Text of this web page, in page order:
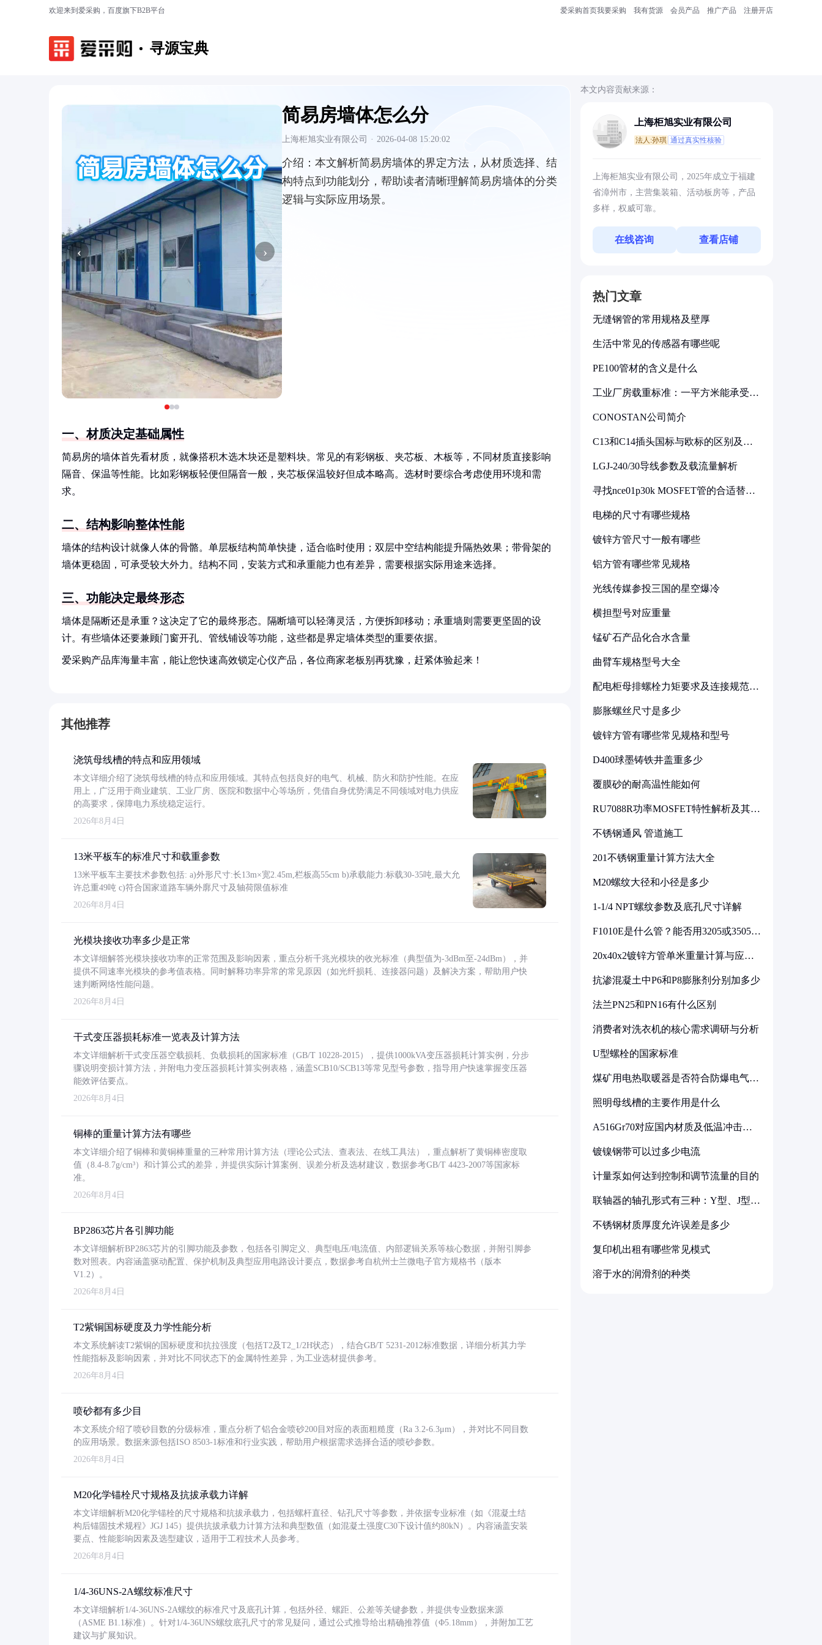
欢迎来到爱采购，百度旗下B2B平台 爱采购首页我要采购 我有货源 会员产品 推广产品 注册开店
寻源宝典
‹ ›
简易房墙体怎么分
上海柜旭实业有限公司 · 2026-04-08 15:20:02
介绍： 本文解析简易房墙体的界定方法，从材质选择、结
构特点到功能划分，帮助读者清晰理解简易房墙体的分类
逻辑与实际应用场景。
一、材质决定基础属性
简易房的墙体首先看材质，就像搭积木选木块还是塑料块。常见的有彩钢板、夹芯板、木板等，不同材质直接影响
隔音、保温等性能。比如彩钢板轻便但隔音一般，夹芯板保温较好但成本略高。选材时要综合考虑使用环境和需
求。
二、结构影响整体性能
墙体的结构设计就像人体的骨骼。单层板结构简单快捷，适合临时使用；双层中空结构能提升隔热效果；带骨架的
墙体更稳固，可承受较大外力。结构不同，安装方式和承重能力也有差异，需要根据实际用途来选择。
三、功能决定最终形态
墙体是隔断还是承重？这决定了它的最终形态。隔断墙可以轻薄灵活，方便拆卸移动；承重墙则需要更坚固的设
计。有些墙体还要兼顾门窗开孔、管线铺设等功能，这些都是界定墙体类型的重要依据。
爱采购产品库海量丰富，能让您快速高效锁定心仪产品，各位商家老板别再犹豫，赶紧体验起来！
其他推荐
浇筑母线槽的特点和应用领域
本文详细介绍了浇筑母线槽的特点和应用领域。其特点包括良好的电气、机械、防火和防护性能。在应
用上，广泛用于商业建筑、工业厂房、医院和数据中心等场所，凭借自身优势满足不同领域对电力供应
的高要求，保障电力系统稳定运行。
2026年8月4日
13米平板车的标准尺寸和载重参数
13米平板车主要技术参数包括: a)外形尺寸:长13m×宽2.45m,栏板高55cm b)承载能力:标载30-35吨,最大允
许总重49吨 c)符合国家道路车辆外廓尺寸及轴荷限值标准
2026年8月4日
光模块接收功率多少是正常
本文详细解答光模块接收功率的正常范围及影响因素，重点分析千兆光模块的收光标准（典型值为-3dBm至-24dBm），并
提供不同速率光模块的参考值表格。同时解释功率异常的常见原因（如光纤损耗、连接器问题）及解决方案，帮助用户快
速判断网络性能问题。
2026年8月4日
干式变压器损耗标准一览表及计算方法
本文详细解析干式变压器空载损耗、负载损耗的国家标准（GB/T 10228-2015），提供1000kVA变压器损耗计算实例，分步
骤说明变损计算方法，并附电力变压器损耗计算实例表格，涵盖SCB10/SCB13等常见型号参数，指导用户快速掌握变压器
能效评估要点。
2026年8月4日
铜棒的重量计算方法有哪些
本文详细介绍了铜棒和黄铜棒重量的三种常用计算方法（理论公式法、查表法、在线工具法），重点解析了黄铜棒密度取
值（8.4-8.7g/cm³）和计算公式的差异，并提供实际计算案例、误差分析及选材建议，数据参考GB/T 4423-2007等国家标
准。
2026年8月4日
BP2863芯片各引脚功能
本文详细解析BP2863芯片的引脚功能及参数，包括各引脚定义、典型电压/电流值、内部逻辑关系等核心数据，并附引脚参
数对照表。内容涵盖驱动配置、保护机制及典型应用电路设计要点，数据参考自杭州士兰微电子官方规格书（版本
V1.2）。
2026年8月4日
T2紫铜国标硬度及力学性能分析
本文系统解读T2紫铜的国标硬度和抗拉强度（包括T2及T2_1/2H状态），结合GB/T 5231-2012标准数据，详细分析其力学
性能指标及影响因素，并对比不同状态下的金属特性差异，为工业选材提供参考。
2026年8月4日
喷砂都有多少目
本文系统介绍了喷砂目数的分级标准，重点分析了铝合金喷砂200目对应的表面粗糙度（Ra 3.2-6.3μm），并对比不同目数
的应用场景。数据来源包括ISO 8503-1标准和行业实践，帮助用户根据需求选择合适的喷砂参数。
2026年8月4日
M20化学锚栓尺寸规格及抗拔承载力详解
本文详细解析M20化学锚栓的尺寸规格和抗拔承载力，包括螺杆直径、钻孔尺寸等参数，并依据专业标准（如《混凝土结
构后锚固技术规程》JGJ 145）提供抗拔承载力计算方法和典型数值（如混凝土强度C30下设计值约80kN）。内容涵盖安装
要点、性能影响因素及选型建议，适用于工程技术人员参考。
2026年8月4日
1/4-36UNS-2A螺纹标准尺寸
本文详细解析1/4-36UNS-2A螺纹的标准尺寸及底孔计算，包括外径、螺距、公差等关键参数，并提供专业数据来源
（ASME B1.1标准）。针对1/4-36UNS螺纹底孔尺寸的常见疑问，通过公式推导给出精确推荐值（Φ5.18mm），并附加工艺
建议与扩展知识。
本文内容贡献来源：
上海柜旭实业有限公司
法人:孙琪 通过真实性核验
上海柜旭实业有限公司，2025年成立于福建
省漳州市，主营集装箱、活动板房等，产品
多样，权威可靠。
在线咨询 查看店铺
热门文章
无缝钢管的常用规格及壁厚
生活中常见的传感器有哪些呢
PE100管材的含义是什么
工业厂房载重标准：一平方米能承受多
CONOSTAN公司简介
C13和C14插头国标与欧标的区别及其
LGJ-240/30导线参数及载流量解析
寻找nce01p30k MOSFET管的合适替代
电梯的尺寸有哪些规格
镀锌方管尺寸一般有哪些
铝方管有哪些常见规格
光线传媒参投三国的星空爆冷
横担型号对应重量
锰矿石产品化合水含量
曲臂车规格型号大全
配电柜母排螺栓力矩要求及连接规范详
膨胀螺丝尺寸是多少
镀锌方管有哪些常见规格和型号
D400球墨铸铁井盖重多少
覆膜砂的耐高温性能如何
RU7088R功率MOSFET特性解析及其在
不锈钢通风 管道施工
201不锈钢重量计算方法大全
M20螺纹大径和小径是多少
1-1/4 NPT螺纹参数及底孔尺寸详解
F1010E是什么管？能否用3205或3505代
20x40x2镀锌方管单米重量计算与应用
抗渗混凝土中P6和P8膨胀剂分别加多少
法兰PN25和PN16有什么区别
消费者对洗衣机的核心需求调研与分析
U型螺栓的国家标准
煤矿用电热取暖器是否符合防爆电气设
照明母线槽的主要作用是什么
A516Gr70对应国内材质及低温冲击要
镀镍钢带可以过多少电流
计量泵如何达到控制和调节流量的目的
联轴器的轴孔形式有三种：Y型、J型、
不锈钢材质厚度允许误差是多少
复印机出租有哪些常见模式
溶于水的润滑剂的种类